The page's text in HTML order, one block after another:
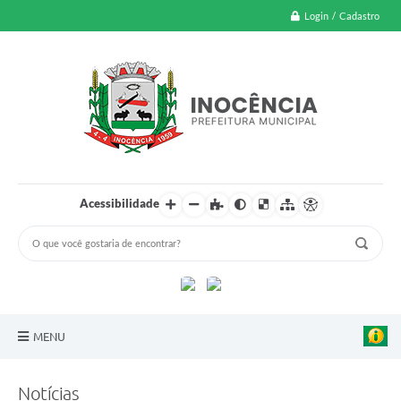
Login / Cadastro
Acessibilidade
MENU
Notícias